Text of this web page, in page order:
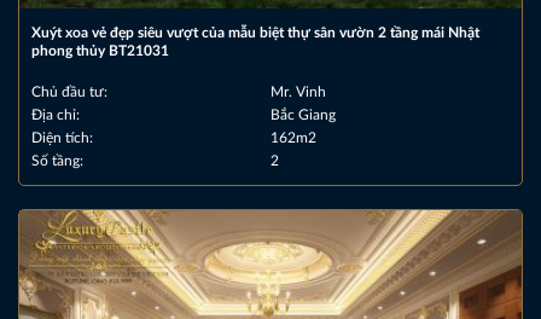
Xuýt xoa vẻ đẹp siêu vượt của mẫu biệt thự sân vườn 2 tầng mái Nhật
phong thủy BT21031
Chủ đầu tư:
Mr. Vinh
Địa chỉ:
Bắc Giang
Diện tích:
162m2
Số tầng:
2